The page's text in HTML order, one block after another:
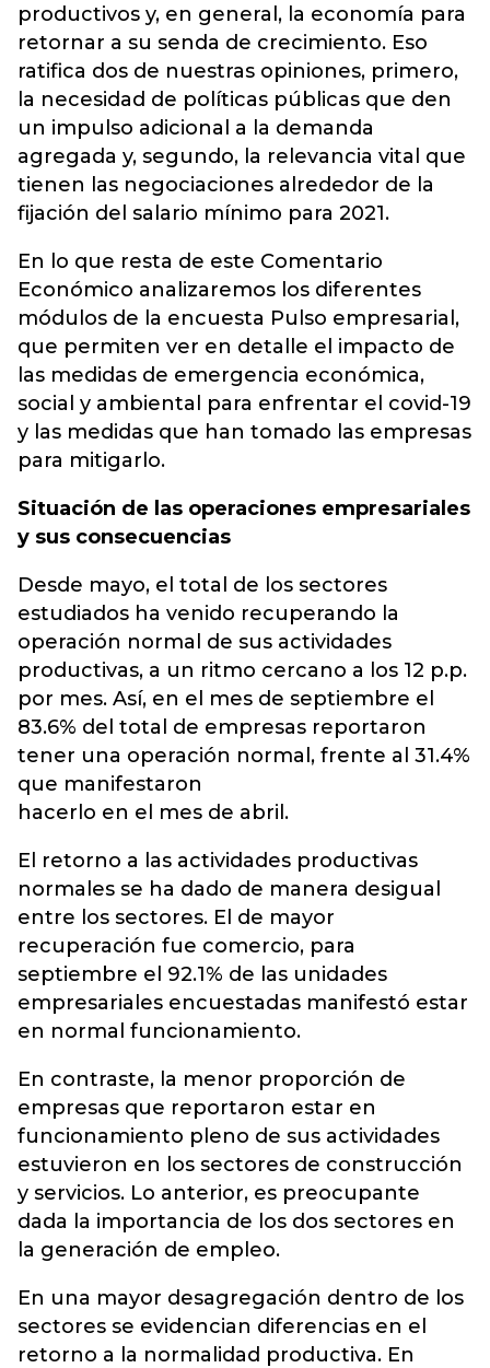
productivos y, en general, la economía para
retornar a su senda de crecimiento. Eso
ratifica dos de nuestras opiniones, primero,
la necesidad de políticas públicas que den
un impulso adicional a la demanda
agregada y, segundo, la relevancia vital que
tienen las negociaciones alrededor de la
fijación del salario mínimo para 2021.
En lo que resta de este Comentario
Económico analizaremos los diferentes
módulos de la encuesta Pulso empresarial,
que permiten ver en detalle el impacto de
las medidas de emergencia económica,
social y ambiental para enfrentar el covid-19
y las medidas que han tomado las empresas
para mitigarlo.
Situación de las operaciones empresariales
y sus consecuencias
Desde mayo, el total de los sectores
estudiados ha venido recuperando la
operación normal de sus actividades
productivas, a un ritmo cercano a los 12 p.p.
por mes. Así, en el mes de septiembre el
83.6% del total de empresas reportaron
tener una operación normal, frente al 31.4%
que manifestaron
hacerlo en el mes de abril.
El retorno a las actividades productivas
normales se ha dado de manera desigual
entre los sectores. El de mayor
recuperación fue comercio, para
septiembre el 92.1% de las unidades
empresariales encuestadas manifestó estar
en normal funcionamiento.
En contraste, la menor proporción de
empresas que reportaron estar en
funcionamiento pleno de sus actividades
estuvieron en los sectores de construcción
y servicios. Lo anterior, es preocupante
dada la importancia de los dos sectores en
la generación de empleo.
En una mayor desagregación dentro de los
sectores se evidencian diferencias en el
retorno a la normalidad productiva. En